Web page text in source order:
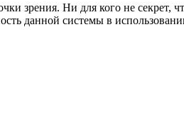
зрения. Ни для кого не секрет,
данной системы в